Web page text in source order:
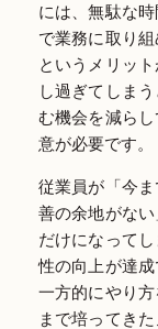
には、無駄な
で業務に取り
というメリッ
し過ぎてしま
む機会を減ら
意が必要です。
従業員が「今
善の余地がな
だけになって
性の向上が達成
一方的にやり
まで培ってき